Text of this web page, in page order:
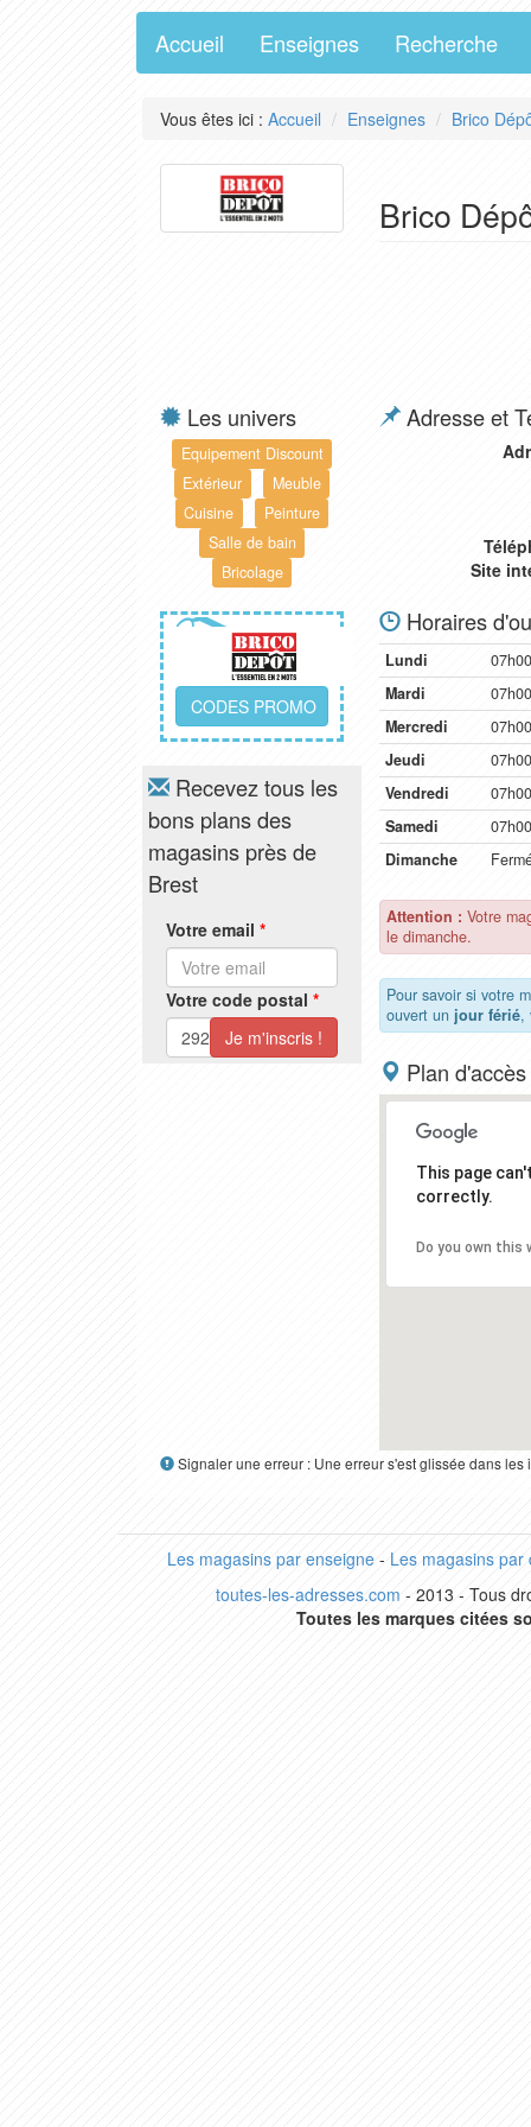
Accueil Enseignes Recherche
Vous êtes ici : Accueil Enseignes Brico
Brico
Les univers
Equipement Discount
Extérieur
Meuble
Cuisine
Peinture
Salle de bain
Bricolage
CODES PROMO
Recevez tous les
bons plans des
magasins près de
Brest
Votre email *
Votre code postal *
Adresse et
Site
Horaires
Lundi
Mardi
Mercredi
Jeudi
Vendredi
Samedi
Dimanche
Attention : Votre
le dimanche.
Pour savoir si votre
ouvert un jour férié,
Plan d'accès
This page
correctly.
Do you own this
Signaler une erreur : Une erreur s'est glissée dans
Les magasins par enseigne- Les magasins par
toutes-les-adresses.com - 2013 - Tous
Toutes les marques citées